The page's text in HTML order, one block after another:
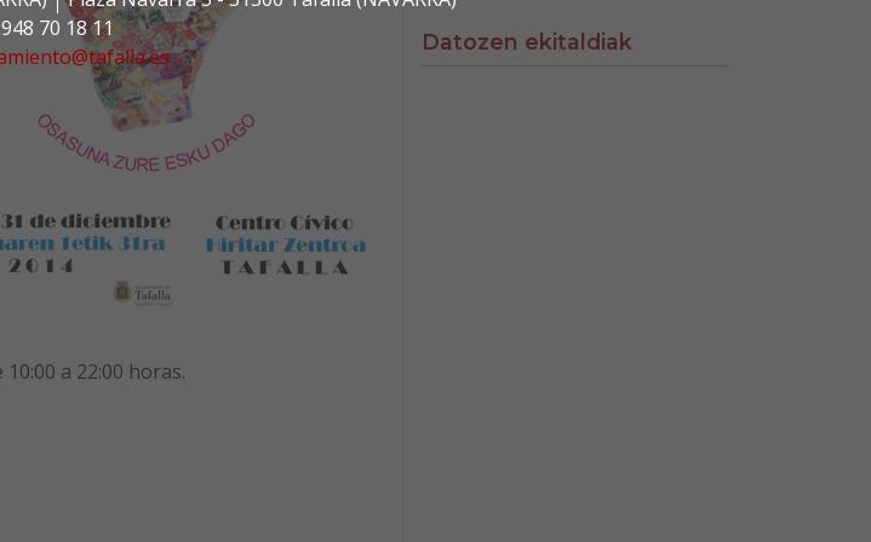
948 70 18 11
a 22:00 horas.
Datozen ekitaldiak